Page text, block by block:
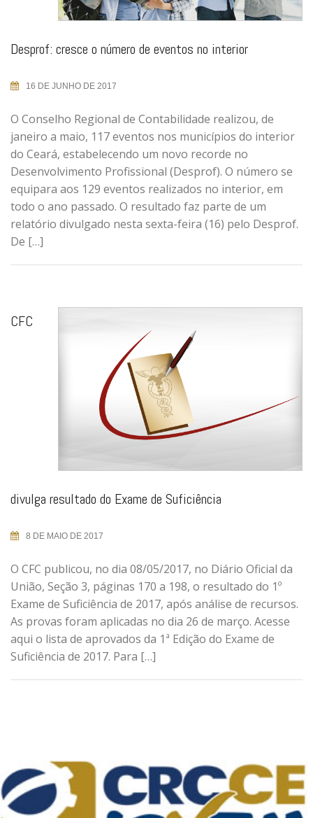
Desprof: cresce o número de eventos no interior
16 DE JUNHO DE 2017
O Conselho Regional de Contabilidade realizou, de
janeiro a maio, 117 eventos nos municípios do interior
do Ceará, estabelecendo um novo recorde no
Desenvolvimento Profissional (Desprof). O número se
equipara aos 129 eventos realizados no interior, em
todo o ano passado. O resultado faz parte de um
relatório divulgado nesta sexta-feira (16) pelo Desprof.
De […]
CFC
divulga resultado do Exame de Suficiência
8 DE MAIO DE 2017
O CFC publicou, no dia 08/05/2017, no Diário Oficial da
União, Seção 3, páginas 170 a 198, o resultado do 1º
Exame de Suficiência de 2017, após análise de recursos.
As provas foram aplicadas no dia 26 de março. Acesse
aqui o lista de aprovados da 1ª Edição do Exame de
Suficiência de 2017. Para […]